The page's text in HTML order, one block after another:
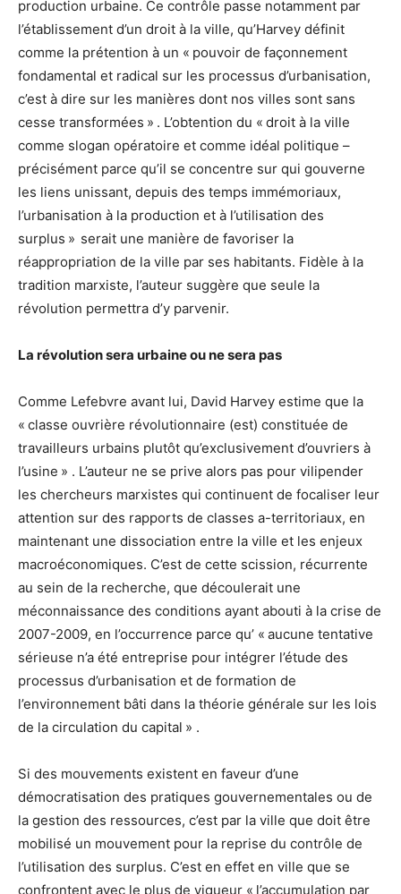
production urbaine. Ce contrôle passe notamment par
l’établissement d’un droit à la ville, qu’Harvey définit
comme la prétention à un « pouvoir de façonnement
fondamental et radical sur les processus d’urbanisation,
c’est à dire sur les manières dont nos villes sont sans
cesse transformées » . L’obtention du « droit à la ville
comme slogan opératoire et comme idéal politique –
précisément parce qu’il se concentre sur qui gouverne
les liens unissant, depuis des temps immémoriaux,
l’urbanisation à la production et à l’utilisation des
surplus » serait une manière de favoriser la
réappropriation de la ville par ses habitants. Fidèle à la
tradition marxiste, l’auteur suggère que seule la
révolution permettra d’y parvenir.
La révolution sera urbaine ou ne sera pas
Comme Lefebvre avant lui, David Harvey estime que la
« classe ouvrière révolutionnaire (est) constituée de
travailleurs urbains plutôt qu’exclusivement d’ouvriers à
l’usine » . L’auteur ne se prive alors pas pour vilipender
les chercheurs marxistes qui continuent de focaliser leur
attention sur des rapports de classes a-territoriaux, en
maintenant une dissociation entre la ville et les enjeux
macroéconomiques. C’est de cette scission, récurrente
au sein de la recherche, que découlerait une
méconnaissance des conditions ayant abouti à la crise de
2007-2009, en l’occurrence parce qu’ « aucune tentative
sérieuse n’a été entreprise pour intégrer l’étude des
processus d’urbanisation et de formation de
l’environnement bâti dans la théorie générale sur les lois
de la circulation du capital » .
Si des mouvements existent en faveur d’une
démocratisation des pratiques gouvernementales ou de
la gestion des ressources, c’est par la ville que doit être
mobilisé un mouvement pour la reprise du contrôle de
l’utilisation des surplus. C’est en effet en ville que se
confrontent avec le plus de vigueur « l’accumulation par